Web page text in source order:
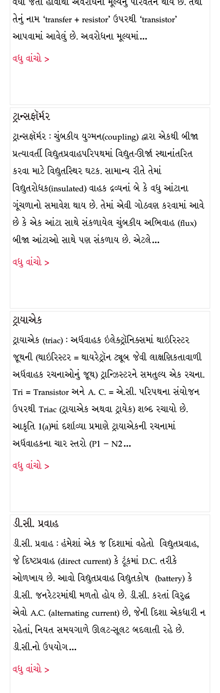
તેનું નામ ‘transfer + resistor’ ઉપરથી ‘transistor’
આપવામાં આવેલું છે. અવરોધના મૂલ્યમાં…
વધુ વાંચો >
ટ્રાન્સફૉર્મર
ટ્રાન્સફૉર્મર : ચુંબકીય યુગ્મન(coupling) દ્વારા એકથી બીજા
પ્રત્યાવર્તી વિદ્યુતપ્રવાહપરિપથમાં વિદ્યુત-ઊર્જા સ્થાનાંતરિત
કરવા માટે વિદ્યુતસ્થિર ઘટક. સામાન્ય રીતે તેમાં
વિદ્યુતરોધક(insulated) વાહક દ્રવ્યનાં બે કે વધુ આંટાના
ગૂંચળાનો સમાવેશ થાય છે. તેમાં એવી ગોઠવણ કરવામાં આવે
છે કે એક આંટા સાથે સંકળાયેલ ચુંબકીય અભિવાહ (flux)
બીજા આંટાઓ સાથે પણ સંકળાય છે. એટલે…
વધુ વાંચો >
ટ્રાયાએક
ટ્રાયાએક (triac) : અર્ધવાહક ઇલેક્ટ્રૉનિક્સમાં થાઇરિસ્ટર
જૂથની (થાઇરિસ્ટર = થાયરેટ્રૉન ટ્યૂબ જેવી લાક્ષણિકતાવાળી
અર્ધવાહક રચનાઓનું જૂથ) ટ્રાન્ઝિસ્ટરને સમતુલ્ય એક રચના.
Tri = Transistor અને A. C. = એ.સી. પરિપથના સંયોજન
ઉપરથી Triac (ટ્રાયાએક અથવા ટ્રાયેક) શબ્દ રચાયો છે.
આકૃતિ 1(a)માં દર્શાવ્યા પ્રમાણે ટ્રાયાએકની રચનામાં
અર્ધવાહકના ચાર સ્તરો (P1 – N2…
વધુ વાંચો >
ડી.સી. પ્રવાહ
ડી.સી. પ્રવાહ : હંમેશાં એક જ દિશામાં વહેતો વિદ્યુતપ્રવાહ,
જે દિષ્ટપ્રવાહ (direct current) કે ટૂંકમાં D.C. તરીકે
ઓળખાય છે. આવો વિદ્યુતપ્રવાહ વિદ્યુતકોષ (battery) કે
ડી.સી. જનરેટરમાંથી મળતો હોય છે. ડી.સી. કરતાં વિરુદ્ધ
એવો A.C. (alternating current) છે, જેની દિશા એકધારી ન
રહેતાં, નિયત સમયગાળે ઊલટ-સૂલટ બદલાતી રહે છે.
ડી.સી.નો ઉપયોગ…
વધુ વાંચો >